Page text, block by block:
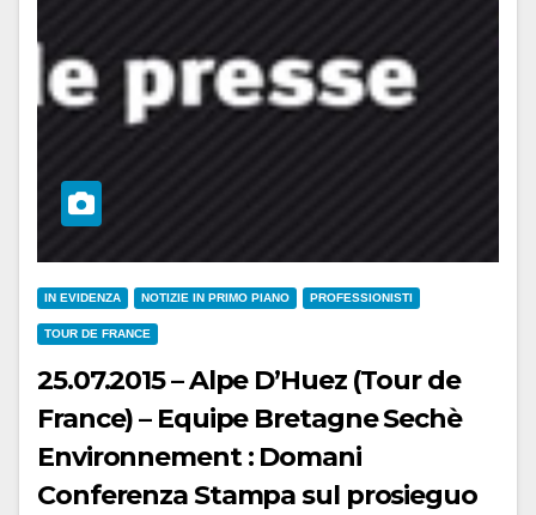
IN EVIDENZA NOTIZIE IN PRIMO PIANO PROFESSIONISTI
TOUR DE FRANCE
25.07.2015 – Alpe D’Huez (Tour de
France) – Equipe Bretagne Sechè
Environnement : Domani
Conferenza Stampa sul prosieguo